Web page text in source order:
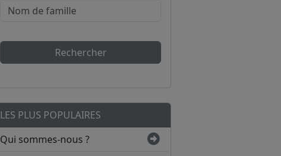
Rechercher
LES PLUS POPULAIRES
Qui sommes-nous ?